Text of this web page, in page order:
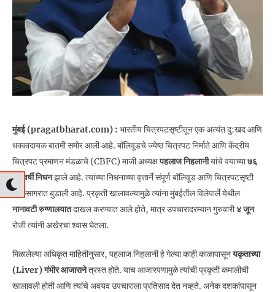
मुंबई (pragatbharat.com) : भारतीय चित्रपटसृष्टीतून एक अत्यंत दु:खद आणि
धक्कादायक बातमी समोर आली आहे. बॉलिवूडचे ज्येष्ठ चित्रपट निर्माते आणि केंद्रीय
चित्रपट प्रमाणन मंडळाचे (CBFC) माजी अध्यक्षपहलाज निहलानीयांचे वयाच्या७६
व्या वर्षी निधनझाले आहे. त्यांच्या निधनाच्या वृत्तार्ने संपूर्ण बॉलिवूड आणि चित्रपटसृष्टी
शोकसागरात बुडाली आहे. प्रकृती खालावल्यामुळे त्यांना मुंबईतील विलेपार्ले येथील
नानावटी रुग्णालयातदाखल करण्यात आले होते, मात्र उपचारादरम्यान गुरुवारी४ जून
रोजी त्यांनी अखेरचा श्वास घेतला.
मिळालेल्या अधिकृत माहितीनुसार, पहलाज निहलानी हे गेल्या काही काळापासूनयकृताच्या
(Liver) गंभीर आजारानेत्रस्त होते. याच आजारपणामुळे त्यांची प्रकृती कमालीची
खालावली होती आणि त्यांचे अवयव उपचाराला प्रतिसाद देत नव्हते. अनेक दशकांपासून